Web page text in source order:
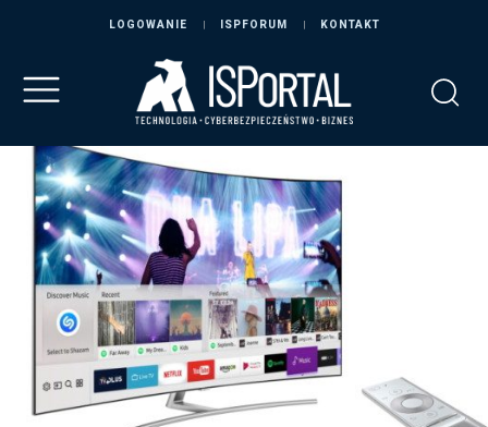
LOGOWANIE ISPFORUM KONTAKT